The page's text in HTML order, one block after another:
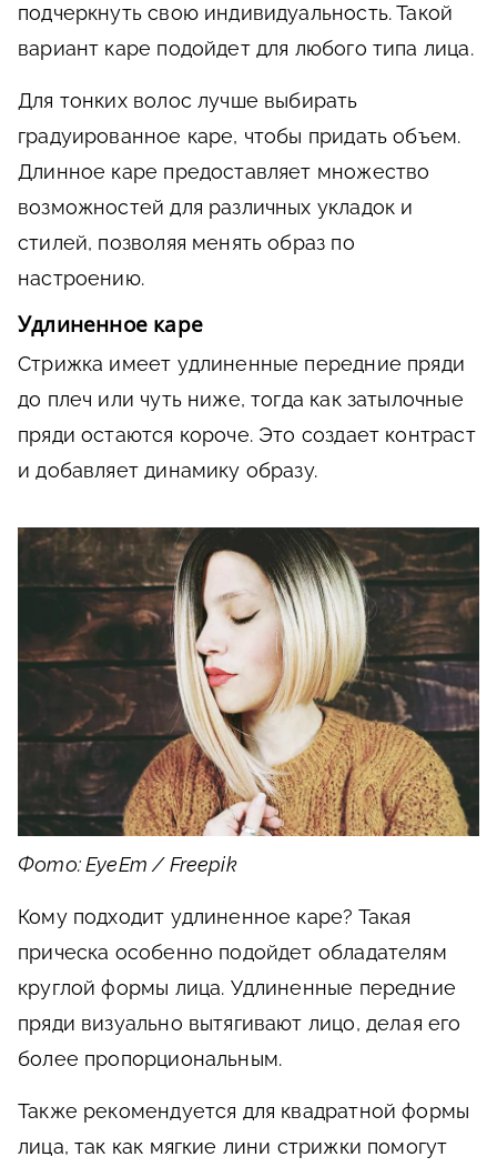
подчеркнуть свою индивидуальность. Такой
вариант каре подойдет для любого типа лица.
Для тонких волос лучше выбирать
градуированное каре, чтобы придать объем.
Длинное каре предоставляет множество
возможностей для различных укладок и
стилей, позволяя менять образ по
настроению.
Удлиненное каре
Стрижка имеет удлиненные передние пряди
до плеч или чуть ниже, тогда как затылочные
пряди остаются короче. Это создает контраст
и добавляет динамику образу.
Фото: EyeEm / Freepik
Кому подходит удлиненное каре? Такая
прическа особенно подойдет обладателям
круглой формы лица. Удлиненные передние
пряди визуально вытягивают лицо, делая его
более пропорциональным.
Также рекомендуется для квадратной формы
лица, так как мягкие лини стрижки помогут